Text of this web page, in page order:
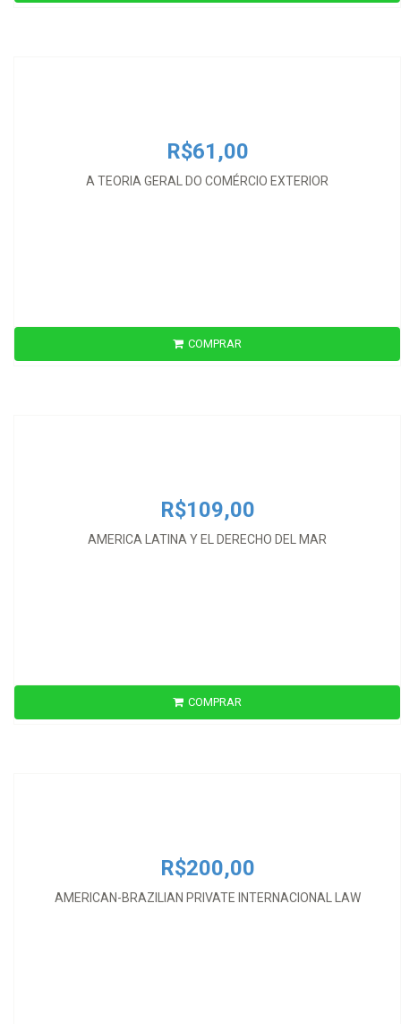
R$61,00
A TEORIA GERAL DO COMÉRCIO EXTERIOR
R$61,00
COMPRAR
R$109,00
AMERICA LATINA Y EL DERECHO DEL MAR
R$109,00
COMPRAR
R$200,00
AMERICAN-BRAZILIAN PRIVATE INTERNACIONAL LAW
R$200,00